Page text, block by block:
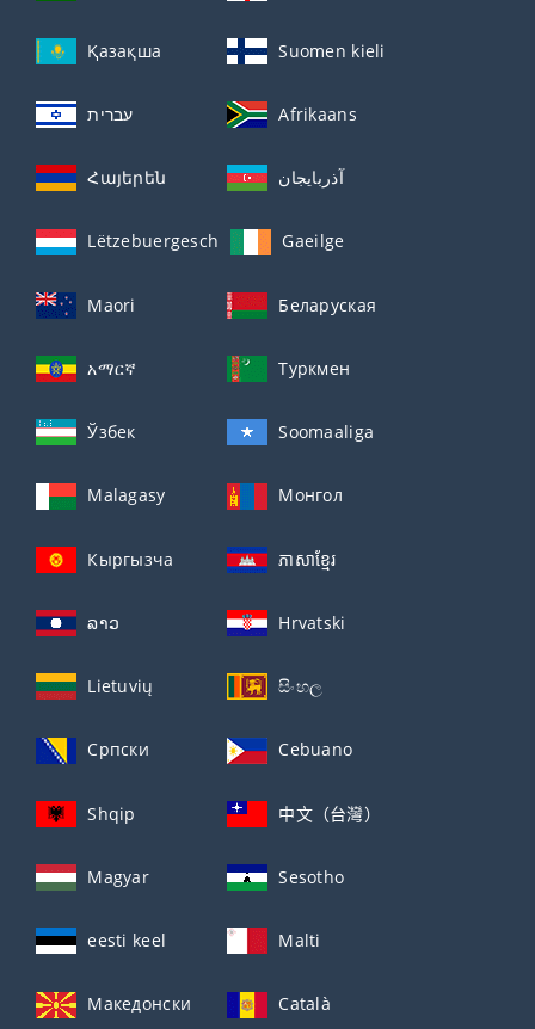
Қазақша Suomen kieli
עברית Afrikaans
Հայերեն آذربايجان
Lëtzebuergesch Gaeilge
Maori Беларуская
አማርኛ Туркмен
Ўзбек Soomaaliga
Malagasy Монгол
Кыргызча ភាសាខ្មែរ
ລາວ Hrvatski
Lietuvių සිංහල
Српски Cebuano
Shqip 中文（台灣）
Magyar Sesotho
eesti keel Malti
Македонски Català